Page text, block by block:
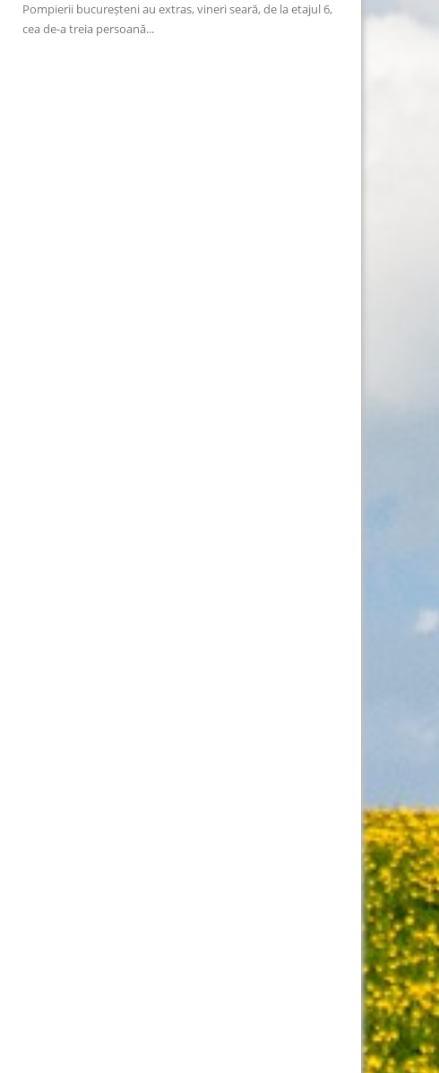
Pompierii bucureșteni au extras, vineri seară, de la etajul 6,
cea de-a treia persoană...